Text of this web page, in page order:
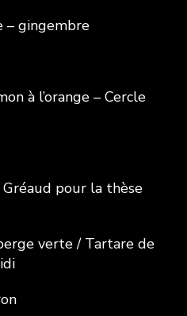
– gingembre
à l’orange – Cercle
pour la thèse
verte / Tartare de